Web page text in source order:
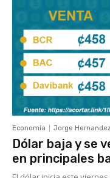
Economía Jorge Hernandez
Dólar baja y se
en principales